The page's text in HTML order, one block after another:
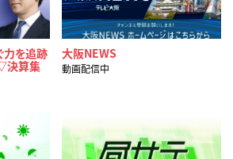
力を追跡
決算集
大阪NEWS
動画配信中